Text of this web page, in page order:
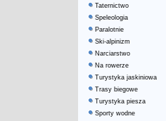
Taternictwo
Speleologia
Paralotnie
Ski-alpinizm
Narciarstwo
Na rowerze
Turystyka jaskiniowa
Trasy biegowe
Turystyka piesza
Sporty wodne